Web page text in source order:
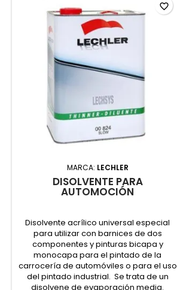
MARCA: LECHLER
DISOLVENTE PARA
AUTOMOCIÓN
Disolvente acrílico universal especial
para utilizar con barnices de dos
componentes y pinturas bicapa y
monocapa para el pintado de la
carrocería de automóviles o para el uso
del pintado industrial. Se trata de un
disolvene de evaporación media.
favorite_border